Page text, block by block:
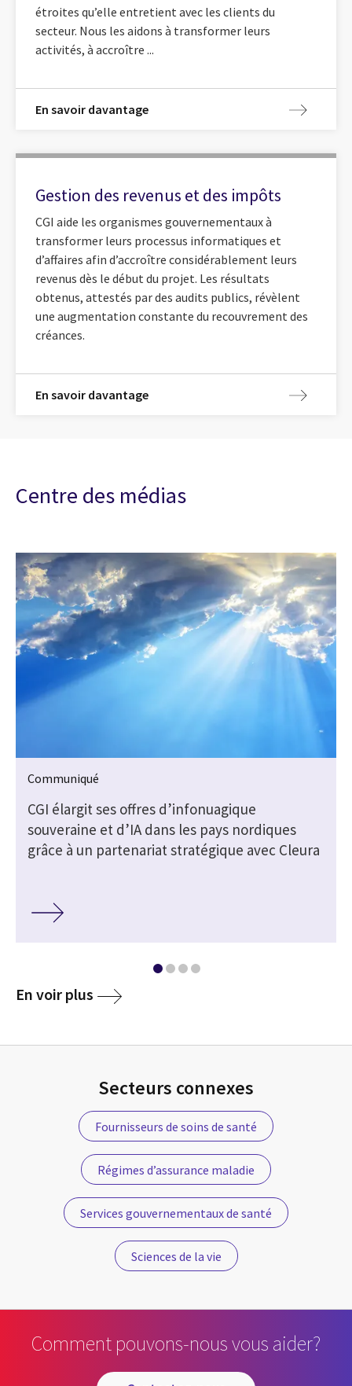
étroites qu’elle entretient avec les clients du
secteur. Nous les aidons à transformer leurs
activités, à accroître ...
En savoir davantage
Gestion des revenus et des impôts
CGI aide les organismes gouvernementaux à
transformer leurs processus informatiques et
d’affaires afin d’accroître considérablement leurs
revenus dès le début du projet. Les résultats
obtenus, attestés par des audits publics, révèlent
une augmentation constante du recouvrement des
créances.
En savoir davantage
Centre des médias
Communiqué
CGI élargit ses offres d’infonuagique
souveraine et d’IA dans les pays nordiques
grâce à un partenariat stratégique avec Cleura
En voir plus
Secteurs connexes
Fournisseurs de soins de santé
Régimes d’assurance maladie
Services gouvernementaux de santé
Sciences de la vie
Comment pouvons-nous vous aider?